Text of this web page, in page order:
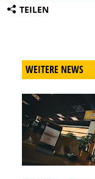
TEILEN
WEITERE NEWS